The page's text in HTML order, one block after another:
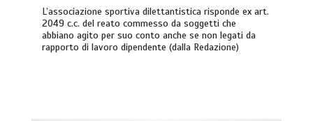
L’associazione sportiva dilettantistica risponde ex art.
2049 c.c. del reato commesso da soggetti che
abbiano agito per suo conto anche se non legati da
rapporto di lavoro dipendente (dalla Redazione)